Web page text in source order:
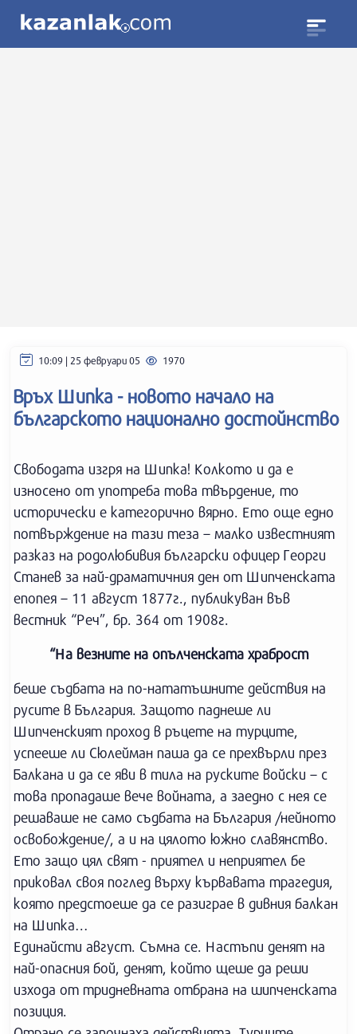
10:09 | 25 февруари 05 1970
Връх Шипка - новото начало на
българското национално достойнство
Свободата изгря на Шипка! Колкото и да е
износено от употреба това твърдение, то
исторически е категорично вярно. Ето още едно
потвърждение на тази теза – малко известният
разказ на родолюбивия български офицер Георги
Станев за най-драматичния ден от Шипченската
епопея – 11 август 1877г., публикуван във
вестник “Реч”, бр. 364 от 1908г.
“На везните на опълченската храброст
беше съдбата на по-нататъшните действия на
русите в България. Защото паднеше ли
Шипченският проход в ръцете на турците,
успееше ли Сюлейман паша да се прехвърли през
Балкана и да се яви в тила на руските войски – с
това пропадаше вече войната, а заедно с нея се
решаваше не само съдбата на България /нейното
освобождение/, а и на цялото южно славянство.
Ето защо цял свят - приятел и неприятел бе
приковал своя поглед върху кървавата трагедия,
която предстоеше да се разиграе в дивния балкан
на Шипка…
Единайсти август. Съмна се. Настъпи денят на
най-опасния бой, денят, който щеше да реши
изхода от тридневната отбрана на шипченската
позиция.